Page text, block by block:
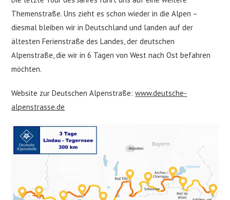
Themenstraße. Uns zieht es schon wieder in die Alpen –
diesmal bleiben wir in Deutschland und landen auf der
ältesten Ferienstraße des Landes, der deutschen
Alpenstraße, die wir in 6 Tagen von West nach Ost befahren
möchten.
Website zur Deutschen Alpenstraße:www.deutsche-
alpenstrasse.de